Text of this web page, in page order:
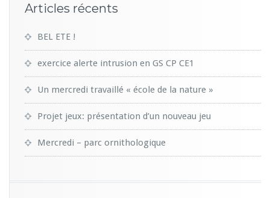
Articles récents
BEL ETE !
exercice alerte intrusion en GS CP CE1
Un mercredi travaillé « école de la nature »
Projet jeux: présentation d’un nouveau jeu
Mercredi – parc ornithologique